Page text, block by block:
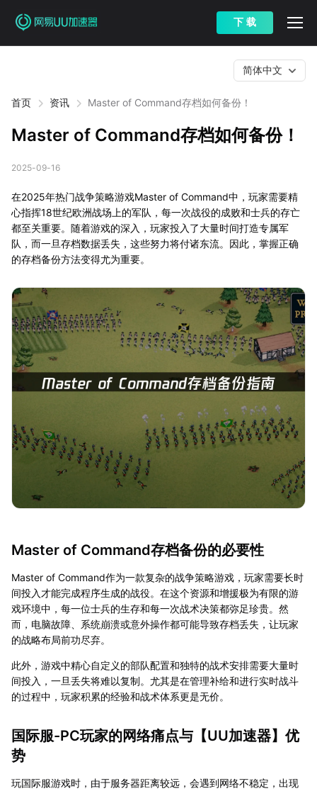
下 载
首页 资讯 Master of Command存档如何备份！
简体中文
Master of Command存档如何备份！
2025-09-16
在2025年热门战争策略游戏Master of Command中，玩家需要精
心指挥18世纪欧洲战场上的军队，每一次战役的成败和士兵的存亡
都至关重要。随着游戏的深入，玩家投入了大量时间打造专属军
队，而一旦存档数据丢失，这些努力将付诸东流。因此，掌握正确
的存档备份方法变得尤为重要。
Master of Command存档备份的必要性
Master of Command作为一款复杂的战争策略游戏，玩家需要长时
间投入才能完成程序生成的战役。在这个资源和增援极为有限的游
戏环境中，每一位士兵的生存和每一次战术决策都弥足珍贵。然
而，电脑故障、系统崩溃或意外操作都可能导致存档丢失，让玩家
的战略布局前功尽弃。
此外，游戏中精心自定义的部队配置和独特的战术安排需要大量时
间投入，一旦丢失将难以复制。尤其是在管理补给和进行实时战斗
的过程中，玩家积累的经验和战术体系更是无价。
国际服-PC玩家的网络痛点与【UU加速器】优
势
玩国际服游戏时，由于服务器距离较远，会遇到网络不稳定，出现